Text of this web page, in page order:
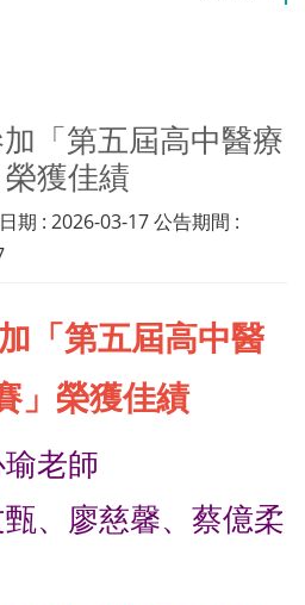
「第五屆高中醫療
獲佳績
期 : 2026-03-17 公告期間 :
「第五屆高中醫
」榮獲佳績
老師
、廖慈馨、蔡億柔